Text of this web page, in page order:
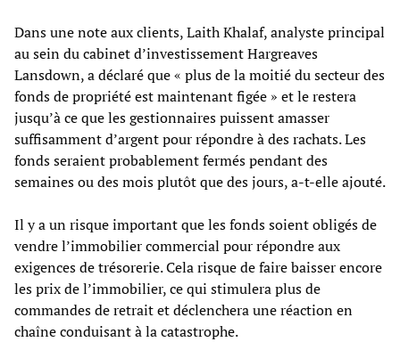
Dans une note aux clients, Laith Khalaf, analyste principal
au sein du cabinet d’investissement Hargreaves
Lansdown, a déclaré que « plus de la moitié du secteur des
fonds de propriété est maintenant figée » et le restera
jusqu’à ce que les gestionnaires puissent amasser
suffisamment d’argent pour répondre à des rachats. Les
fonds seraient probablement fermés pendant des
semaines ou des mois plutôt que des jours, a-t-elle ajouté.
Il y a un risque important que les fonds soient obligés de
vendre l’immobilier commercial pour répondre aux
exigences de trésorerie. Cela risque de faire baisser encore
les prix de l’immobilier, ce qui stimulera plus de
commandes de retrait et déclenchera une réaction en
chaîne conduisant à la catastrophe.